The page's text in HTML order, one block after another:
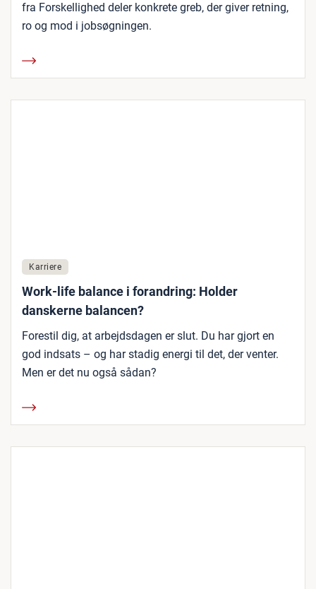
fra Forskellighed deler konkrete greb, der giver retning,
ro og mod i jobsøgningen.
Karriere
Work-life balance i forandring: Holder
danskerne balancen?
Forestil dig, at arbejdsdagen er slut. Du har gjort en
god indsats – og har stadig energi til det, der venter.
Men er det nu også sådan?